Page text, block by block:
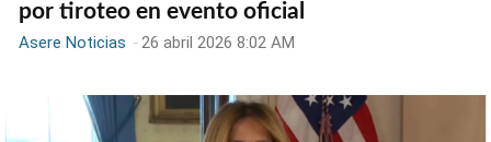
por tiroteo en evento oficial
Asere Noticias -26 abril 2026 8:02 AM